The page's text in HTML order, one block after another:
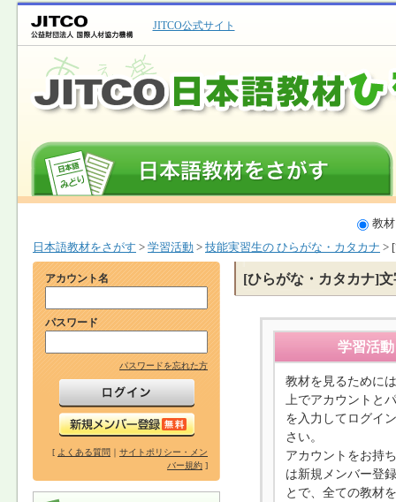
JITCO公式サイト
教
日本語教材をさがす > 学習活動 > 技能実習生の ひらがな・カタカナ >
アカウント名
パスワード
パスワードを忘れた方
[ よくある質問 ｜ サイトポリシー・メン
バー規約 ]
[ひらがな・カタカナ]
学習活動
教材を見るために
上でアカウントと
を入力してログイ
さい。
アカウントをお持
は新規メンバー登
とで、全ての教材